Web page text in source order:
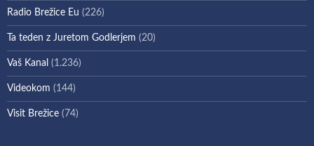
Radio Brežice Eu (226)
Ta teden z Juretom Godlerjem (20)
Vaš Kanal (1.236)
Videokom (144)
Visit Brežice (74)